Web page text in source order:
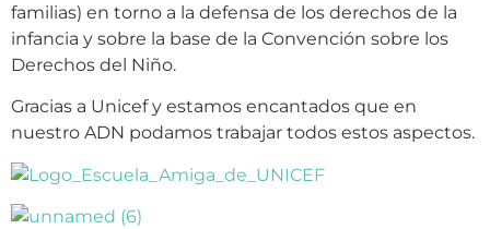
familias) en torno a la defensa de los derechos de la
infancia y sobre la base de la Convención sobre los
Derechos del Niño.
Gracias a Unicef y estamos encantados que en
nuestro ADN podamos trabajar todos estos aspectos.